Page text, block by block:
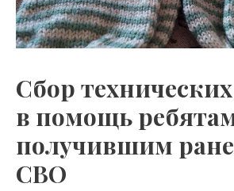
Сбор
в помощь
получившим
СВО